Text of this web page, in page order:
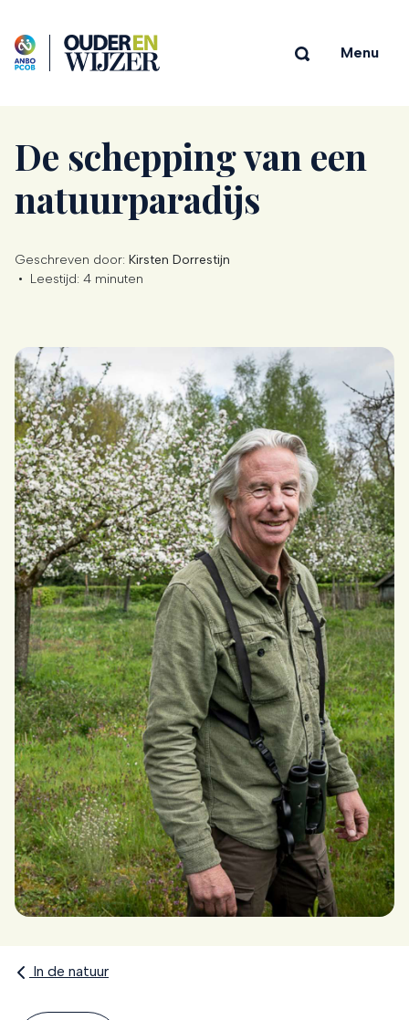
Menu
De schepping van een
natuurparadijs
Geschreven door: Kirsten Dorrestijn
• Leestijd: 4 minuten
In de natuur